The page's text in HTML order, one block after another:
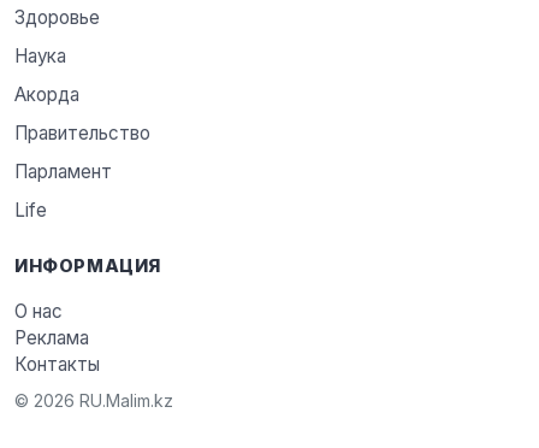
Здоровье
Наука
Акорда
Правительство
Парламент
Life
ИНФОРМАЦИЯ
О нас
Реклама
Контакты
© 2026 RU.Malim.kz